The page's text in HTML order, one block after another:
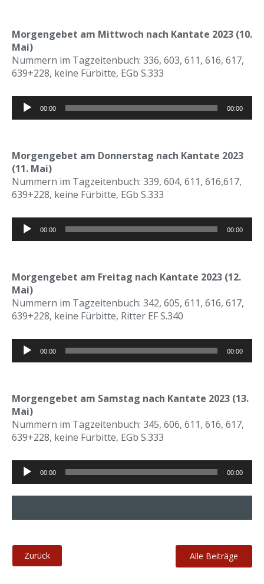
Morgengebet am Mittwoch nach Kantate 2023 (10.
Mai)
Nummern im Tagzeitenbuch: 336, 603, 611, 616, 617,
639+228, keine Fürbitte, EGb S.333
Audio-
Player
00:00 00:00
Morgengebet am Donnerstag nach Kantate 2023
(11. Mai)
Nummern im Tagzeitenbuch: 339, 604, 611, 616,617,
639+228, keine Fürbitte, EGb S.333
Audio-
Player
00:00 00:00
Morgengebet am Freitag nach Kantate 2023 (12.
Mai)
Nummern im Tagzeitenbuch: 342, 605, 611, 616, 617,
639+228, keine Fürbitte, Ritter EF S.340
Audio-
Player
00:00 00:00
Morgengebet am Samstag nach Kantate 2023 (13.
Mai)
Nummern im Tagzeitenbuch: 345, 606, 611, 616, 617,
639+228, keine Fürbitte, EGb S.333
Audio-
Player
00:00 00:00
Alle Beiträge